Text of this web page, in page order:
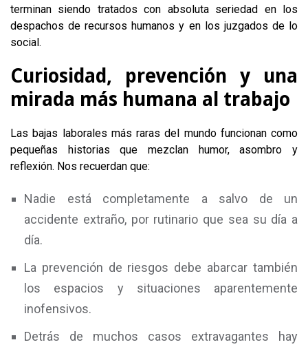
terminan siendo tratados con absoluta seriedad en los
despachos de recursos humanos y en los juzgados de lo
social.
Curiosidad, prevención y una
mirada más humana al trabajo
Las bajas laborales más raras del mundo funcionan como
pequeñas historias que mezclan humor, asombro y
reflexión. Nos recuerdan que:
Nadie está completamente a salvo de un
accidente extraño, por rutinario que sea su día a
día.
La prevención de riesgos debe abarcar también
los espacios y situaciones aparentemente
inofensivos.
Detrás de muchos casos extravagantes hay